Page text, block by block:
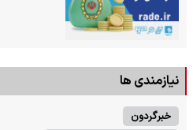
نیازمندی ها
خبرگردون